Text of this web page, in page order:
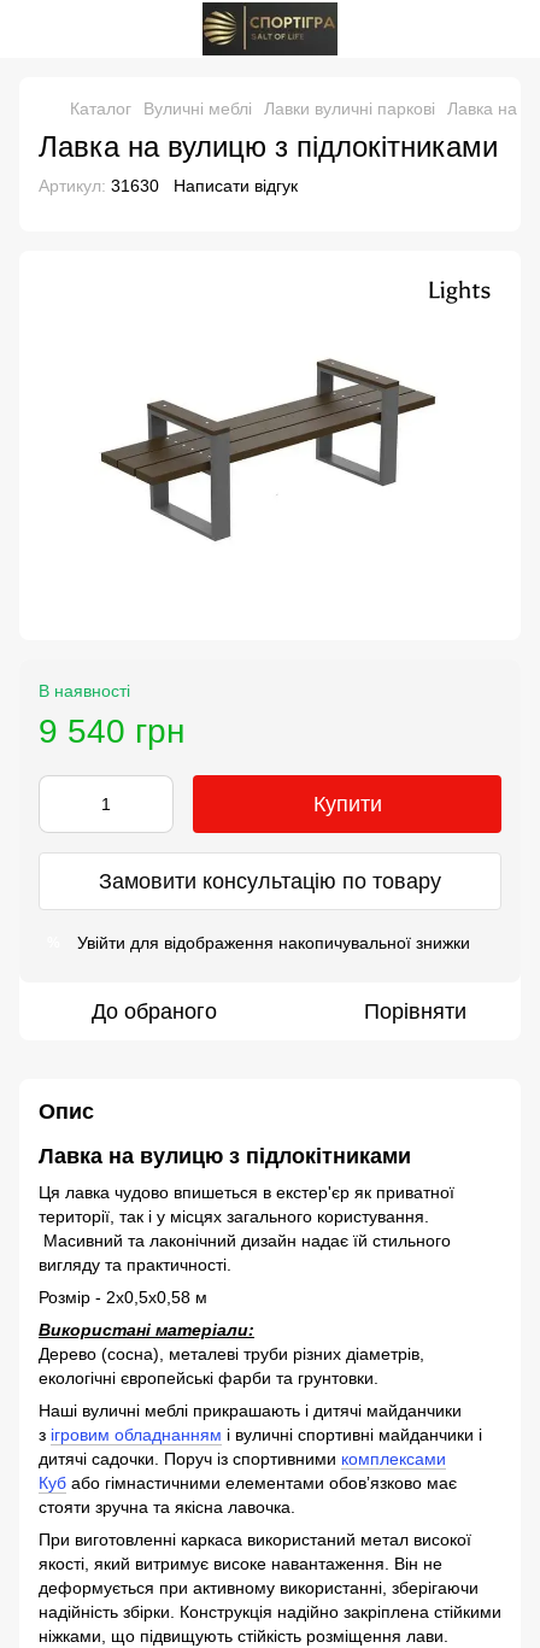
Каталог Вуличні меблі Лавки вуличні паркові Лавка на
Лавка на вулицю з підлокітниками
Артикул: 31630 Написати відгук
В наявності
9 540 грн
Купити
Замовити консультацію по товару
Увійти для відображення накопичувальної знижки
До обраного Порівняти
Опис
Лавка на вулицю з підлокітниками
Ця лавка чудово впишеться в екстер'єр як приватної
території, так і у місцях загального користування.
Масивний та лаконічний дизайн надає їй стильного
вигляду та практичності.
Розмір - 2х0,5х0,58 м
Використані матеріали:
Дерево (сосна), металеві труби різних діаметрів,
екологічні європейські фарби та грунтовки.
Наші вуличні меблі прикрашають і дитячі майданчики
з ігровим обладнанням і вуличні спортивні майданчики і
дитячі садочки. Поруч із спортивними комплексами
Куб або гімнастичними елементами обовʼязково має
стояти зручна та якісна лавочка.
При виготовленні каркаса використаний метал високої
якості, який витримує високе навантаження. Він не
деформується при активному використанні, зберігаючи
надійність збірки. Конструкція надійно закріплена стійкими
ніжками, що підвищують стійкість розміщення лави.